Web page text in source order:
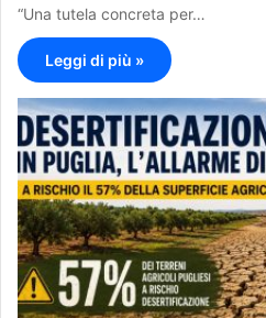
“Una tutela concreta per…
Leggi di più »